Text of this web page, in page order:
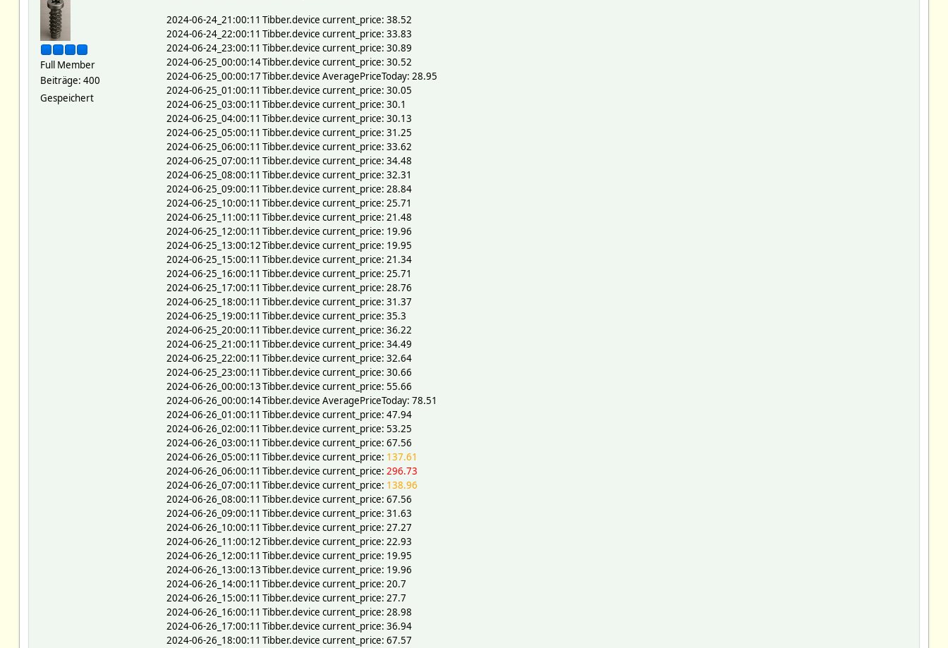
Full Member
Beiträge: 400
Gespeichert
2024-06-24_21:00:11 Tibber.device current_price: 38.52
2024-06-24_22:00:11 Tibber.device current_price: 33.83
2024-06-24_23:00:11 Tibber.device current_price: 30.89
2024-06-25_00:00:14Tibber.device current_price: 30.52
2024-06-25_00:00:17Tibber.device AveragePriceToday: 28.95
2024-06-25_01:00:11 Tibber.device current_price: 30.05
2024-06-25_03:00:11 Tibber.device current_price: 30.1
2024-06-25_04:00:11 Tibber.device current_price: 30.13
2024-06-25_05:00:11 Tibber.device current_price: 31.25
2024-06-25_06:00:11 Tibber.device current_price: 33.62
2024-06-25_07:00:11 Tibber.device current_price: 34.48
2024-06-25_08:00:11 Tibber.device current_price: 32.31
2024-06-25_09:00:11 Tibber.device current_price: 28.84
2024-06-25_10:00:11 Tibber.device current_price: 25.71
2024-06-25_11:00:11 Tibber.device current_price: 21.48
2024-06-25_12:00:11 Tibber.device current_price: 19.96
2024-06-25_13:00:12Tibber.device current_price: 19.95
2024-06-25_15:00:11 Tibber.device current_price: 21.34
2024-06-25_16:00:11 Tibber.device current_price: 25.71
2024-06-25_17:00:11 Tibber.device current_price: 28.76
2024-06-25_18:00:11 Tibber.device current_price: 31.37
2024-06-25_19:00:11 Tibber.device current_price: 35.3
2024-06-25_20:00:11 Tibber.device current_price: 36.22
2024-06-25_21:00:11 Tibber.device current_price: 34.49
2024-06-25_22:00:11 Tibber.device current_price: 32.64
2024-06-25_23:00:11 Tibber.device current_price: 30.66
2024-06-26_00:00:13Tibber.device current_price: 55.66
2024-06-26_00:00:14Tibber.device AveragePriceToday: 78.51
2024-06-26_01:00:11 Tibber.device current_price: 47.94
2024-06-26_02:00:11 Tibber.device current_price: 53.25
2024-06-26_03:00:11 Tibber.device current_price: 67.56
2024-06-26_05:00:11 Tibber.device current_price: 137.61
2024-06-26_06:00:11 Tibber.device current_price: 296.73
2024-06-26_07:00:11 Tibber.device current_price: 138.96
2024-06-26_08:00:11 Tibber.device current_price: 67.56
2024-06-26_09:00:11 Tibber.device current_price: 31.63
2024-06-26_10:00:11 Tibber.device current_price: 27.27
2024-06-26_11:00:12Tibber.device current_price: 22.93
2024-06-26_12:00:11 Tibber.device current_price: 19.95
2024-06-26_13:00:13Tibber.device current_price: 19.96
2024-06-26_14:00:11 Tibber.device current_price: 20.7
2024-06-26_15:00:11 Tibber.device current_price: 27.7
2024-06-26_16:00:11 Tibber.device current_price: 28.98
2024-06-26_17:00:11 Tibber.device current_price: 36.94
2024-06-26_18:00:11 Tibber.device current_price: 67.57